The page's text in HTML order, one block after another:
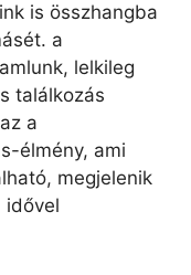
is összhangba
a
lelkileg
találkozás
a
élmény, ami
megjelenik
idővel